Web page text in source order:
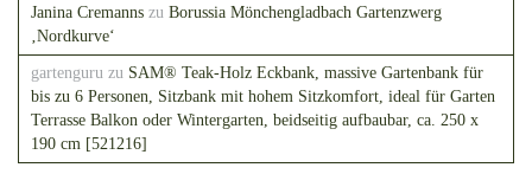
Janina Cremanns zu Borussia Mönchengladbach Gartenzwerg
‚Nordkurve‘
gartenguru zu SAM® Teak-Holz Eckbank, massive Gartenbank für
bis zu 6 Personen, Sitzbank mit hohem Sitzkomfort, ideal für Garten
Terrasse Balkon oder Wintergarten, beidseitig aufbaubar, ca. 250 x
190 cm [521216]